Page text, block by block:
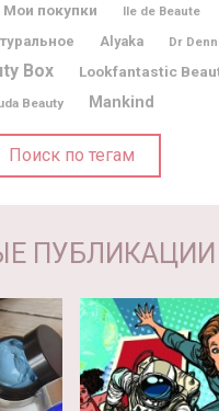
Мои покупки Ile de Beaute
Alyaka
Dr
Box Lookfantastic
Beauty Mankind
Поиск по тегам
ПУБЛИКАЦИИ